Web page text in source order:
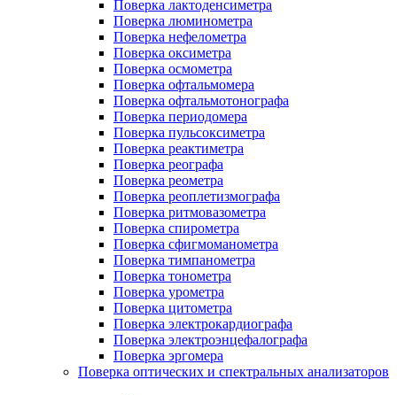
Поверка лактоденсиметра
Поверка люминометра
Поверка нефелометра
Поверка оксиметра
Поверка осмометра
Поверка офтальмомера
Поверка офтальмотонографа
Поверка периодомера
Поверка пульсоксиметра
Поверка реактиметра
Поверка реографа
Поверка реометра
Поверка реоплетизмографа
Поверка ритмовазометра
Поверка спирометра
Поверка сфигмоманометра
Поверка тимпанометра
Поверка тонометра
Поверка урометра
Поверка цитометра
Поверка электрокардиографа
Поверка электроэнцефалографа
Поверка эргомера
Поверка оптических и спектральных анализаторов